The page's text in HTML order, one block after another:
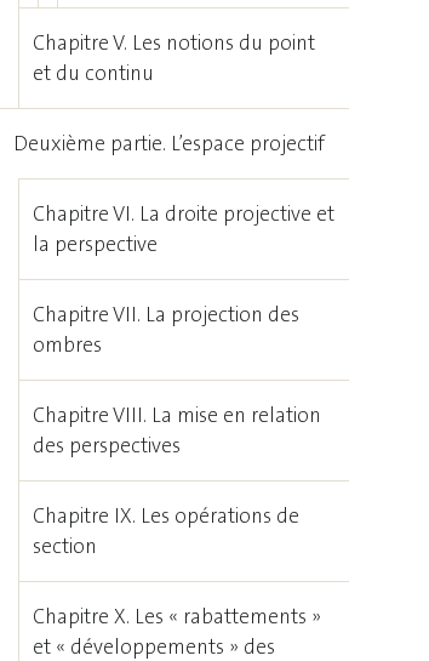
Chapitre V. Les notions du point
et du continu
Deuxième partie. L’espace projectif
Chapitre VI. La droite projective et
la perspective
Chapitre VII. La projection des
ombres
Chapitre VIII. La mise en relation
des perspectives
Chapitre IX. Les opérations de
section
Chapitre X. Les « rabattements »
et « développements » des